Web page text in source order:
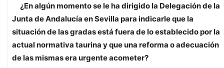
¿En algún momento se le ha dirigido la Delegación de la
Junta de Andalucía en Sevilla para indicarle que la
situación de las gradas está fuera de lo establecido por la
actual normativa taurina y que una reforma o adecuación
de las mismas era urgente acometer?